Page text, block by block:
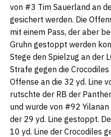
von #3 Tim Sauerland an
gesichert werden. Die
mit einem Pass, der aber
Gruhn gestoppt werden
Stege den Spielzug an der
Strafe gegen die
Offense an die 32 yd. Line
rutschte der RB der
und wurde von #92
der 29 yd. Line gestoppt.
10 yd. Line der Crocodiles